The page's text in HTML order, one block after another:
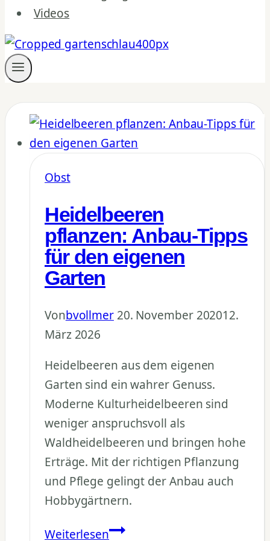
Videos
Obst
Heidelbeeren
pflanzen: Anbau-Tipps
für den eigenen
Garten
Vonbvollmer 20. November 202012.
März 2026
Heidelbeeren aus dem eigenen
Garten sind ein wahrer Genuss.
Moderne Kulturheidelbeeren sind
weniger anspruchsvoll als
Waldheidelbeeren und bringen hohe
Erträge. Mit der richtigen Pflanzung
und Pflege gelingt der Anbau auch
Hobbygärtnern.
WeiterlesenHeidelbeeren